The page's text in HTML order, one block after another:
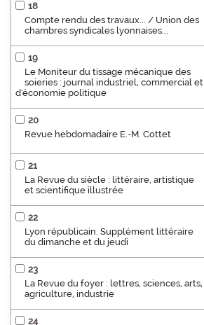
18
Compte rendu des travaux... / Union des
chambres syndicales lyonnaises...
19
Le Moniteur du tissage mécanique des
soieries : journal industriel, commercial et
d'économie politique
20
Revue hebdomadaire E.-M. Cottet
21
La Revue du siècle : littéraire, artistique
et scientifique illustrée
22
Lyon républicain. Supplément littéraire
du dimanche et du jeudi
23
La Revue du foyer : lettres, sciences, arts,
agriculture, industrie
24